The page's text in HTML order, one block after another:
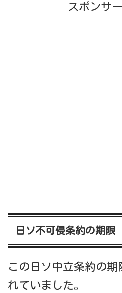
スポンサ
日ソ不可侵条約の期限
この日ソ中立条約の期
れていました。